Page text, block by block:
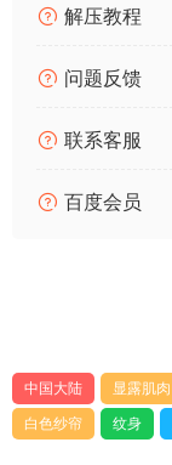
解压教程
问题反馈
联系客服
百度会员
中国大陆 显露肌肉
白色纱帘
纹身